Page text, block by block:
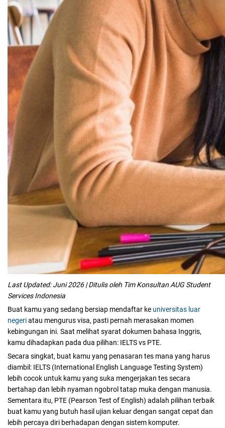
Last Updated: Juni 2026 | Ditulis oleh Tim Konsultan AUG Student
Services Indonesia
Buat kamu yang sedang bersiap mendaftar ke universitas luar
negeriatau mengurus visa, pasti pernah merasakan momen
kebingungan ini. Saat melihat syarat dokumen bahasa Inggris,
kamu dihadapkan pada dua pilihan: IELTS vs PTE.
Secara singkat, buat kamu yang penasaran tes mana yang harus
diambil: IELTS (International English Language Testing System)
lebih cocok untuk kamu yang suka mengerjakan tes secara
bertahap dan lebih nyaman ngobrol tatap muka dengan manusia.
Sementara itu, PTE (Pearson Test of English) adalah pilihan terbaik
buat kamu yang butuh hasil ujian keluar dengan sangat cepat dan
lebih percaya diri berhadapan dengan sistem komputer.